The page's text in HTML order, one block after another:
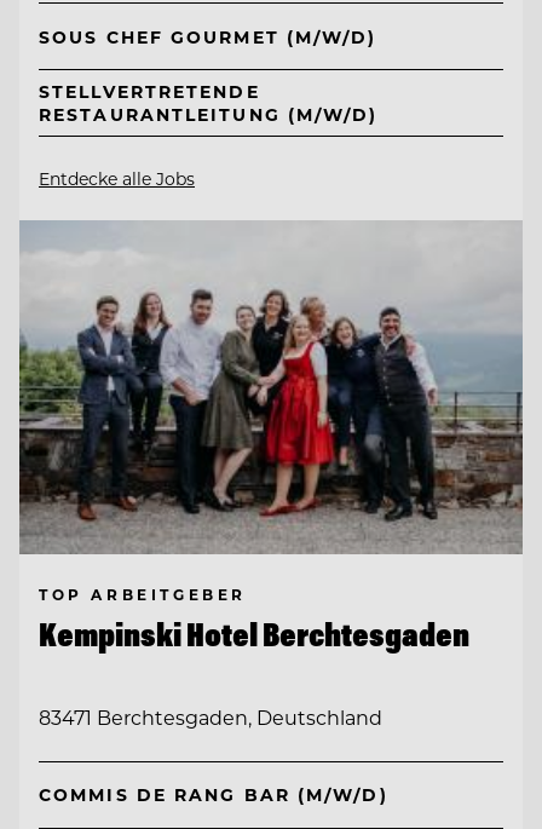
SOUS CHEF GOURMET (M/W/D)
STELLVERTRETENDE
RESTAURANTLEITUNG (M/W/D)
Entdecke alle Jobs
TOP ARBEITGEBER
Kempinski Hotel Berchtesgaden
83471 Berchtesgaden, Deutschland
COMMIS DE RANG BAR (M/W/D)